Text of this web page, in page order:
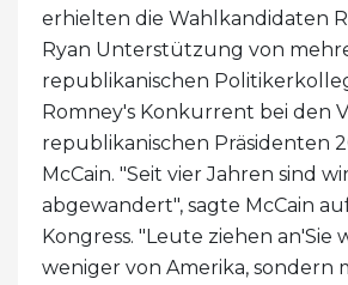
erhielten die Wahlkandidaten
Ryan Unterstützung von
republikanischen
Romney's Konkurrent bei den
republikanischen Präsidenten
McCain. "Seit vier Jahren sind
abgewandert", sagte McCain
Kongress. "Leute ziehen an'Sie
weniger von Amerika, sondern